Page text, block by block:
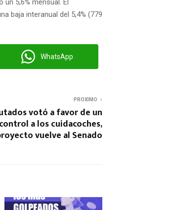
5,6% mensual. El
baja interanual del 5,4% (779
WhatsApp
PROXIMO
votó a favor de un
a los cuidacoches,
vuelve al Senado